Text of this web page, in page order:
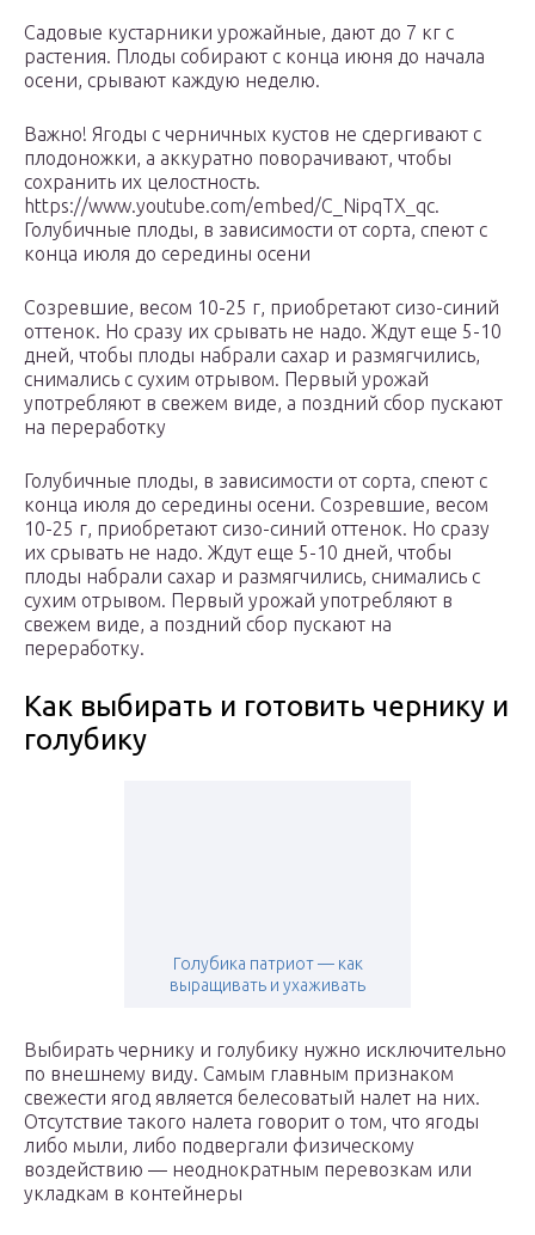
Садовые кустарники урожайные, дают до 7 кг с
растения. Плоды собирают с конца июня до начала
осени, срывают каждую неделю.
Важно! Ягоды с черничных кустов не сдергивают с
плодоножки, а аккуратно поворачивают, чтобы
сохранить их целостность.
https://www.youtube.com/embed/C_NipqTX_qc.
Голубичные плоды, в зависимости от сорта, спеют с
конца июля до середины осени
Созревшие, весом 10-25 г, приобретают сизо-синий
оттенок. Но сразу их срывать не надо. Ждут еще 5-10
дней, чтобы плоды набрали сахар и размягчились,
снимались с сухим отрывом. Первый урожай
употребляют в свежем виде, а поздний сбор пускают
на переработку
Голубичные плоды, в зависимости от сорта, спеют с
конца июля до середины осени. Созревшие, весом
10-25 г, приобретают сизо-синий оттенок. Но сразу
их срывать не надо. Ждут еще 5-10 дней, чтобы
плоды набрали сахар и размягчились, снимались с
сухим отрывом. Первый урожай употребляют в
свежем виде, а поздний сбор пускают на
переработку.
Как выбирать и готовить чернику и
голубику
Голубика патриот — как
выращивать и ухаживать
Выбирать чернику и голубику нужно исключительно
по внешнему виду. Самым главным признаком
свежести ягод является белесоватый налет на них.
Отсутствие такого налета говорит о том, что ягоды
либо мыли, либо подвергали физическому
воздействию — неоднократным перевозкам или
укладкам в контейнеры